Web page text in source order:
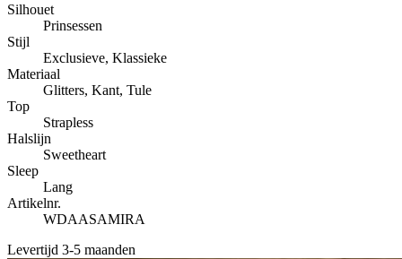
Silhouet
Prinsessen
Stijl
Exclusieve, Klassieke
Materiaal
Glitters, Kant, Tule
Top
Strapless
Halslijn
Sweetheart
Sleep
Lang
Artikelnr.
WDAASAMIRA
Levertijd 3-5 maanden